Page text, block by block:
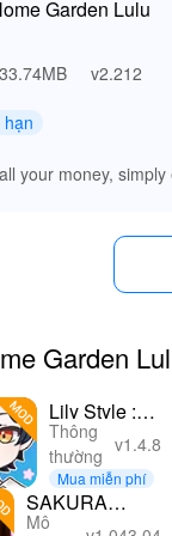
Garden Lulu
v2.212
your money,
Garden
Lily Style :
Dress Up
Game
Thông
thường
v1.4.8
Mua miễn phí
SAKURA
Mô